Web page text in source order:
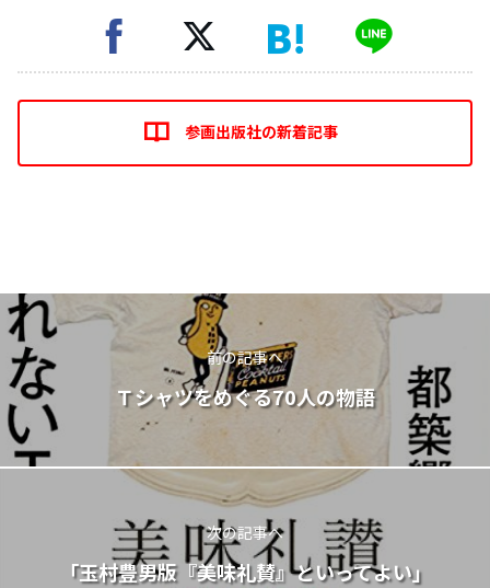
参画出版社の新着記事
前の記事へ
Ｔシャツをめぐる70人の物語
次の記事へ
「玉村豊男版『美味礼賛』といってよい」